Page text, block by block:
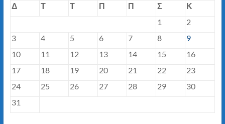
Δ
Τ Τ Π Π Σ
Κ
1
2
3
4 5 6 7 8
9
10
11 12 13 14 15
16
17
18 19 20 21 22
23
24
25 26 27 28 29
30
31